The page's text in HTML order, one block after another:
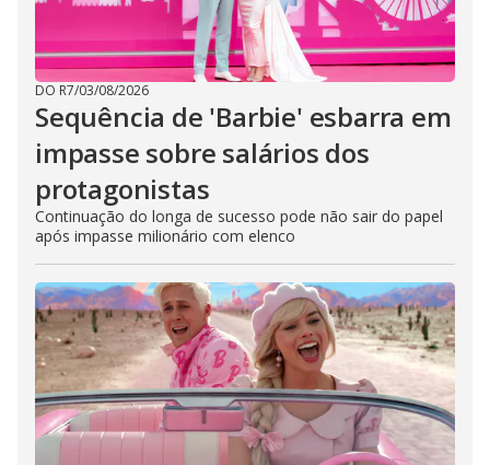
DO R7/03/08/2026
Sequência de 'Barbie' esbarra em
impasse sobre salários dos
protagonistas
Continuação do longa de sucesso pode não sair do papel
após impasse milionário com elenco